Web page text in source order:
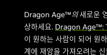
Dragon Age™의새로운
상하세요. Dragon Age™:
이 원하는 사람이 되어 원
계에 재앙을 가져오려는